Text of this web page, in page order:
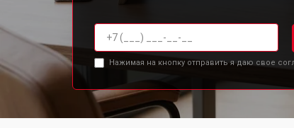
Нажимая на кнопку отправить я даю свое